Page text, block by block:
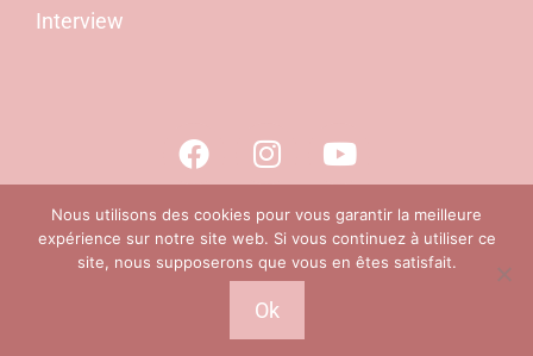
Interview
Site réalisé par Mediapilote 2026 |Mentions légales
Politiques
de confidentialités
Nous utilisons des cookies pour vous garantir la meilleure
expérience sur notre site web. Si vous continuez à utiliser ce
site, nous supposerons que vous en êtes satisfait.
Ok